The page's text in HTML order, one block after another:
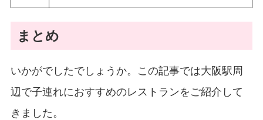
まとめ
いかがでしたでしょうか。この記事では大阪駅周
辺で子連れにおすすめのレストランをご紹介して
きました。